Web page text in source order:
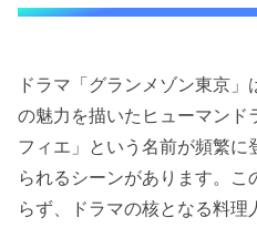
ドラマ「グランメゾン東京
の魅力を描いたヒューマンド
フィエ」という名前が頻繁
られるシーンがあります。こ
らず、ドラマの核となる料理